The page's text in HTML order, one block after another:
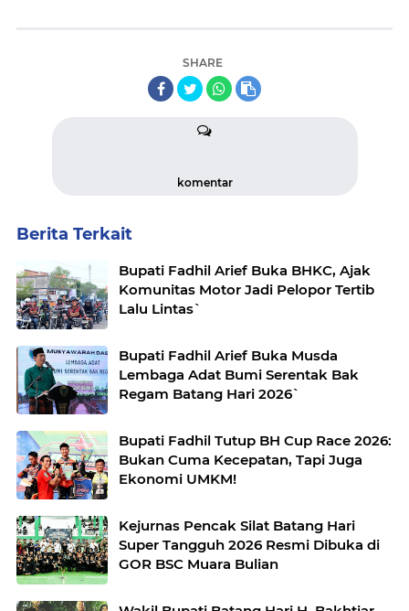
SHARE
komentar
Berita Terkait
Bupati Fadhil Arief Buka BHKC, Ajak
Komunitas Motor Jadi Pelopor Tertib
Lalu Lintas`
Bupati Fadhil Arief Buka Musda
Lembaga Adat Bumi Serentak Bak
Regam Batang Hari 2026`
Bupati Fadhil Tutup BH Cup Race 2026:
Bukan Cuma Kecepatan, Tapi Juga
Ekonomi UMKM!
Kejurnas Pencak Silat Batang Hari
Super Tangguh 2026 Resmi Dibuka di
GOR BSC Muara Bulian